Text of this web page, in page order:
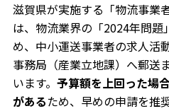
滋賀県が実施する「物流事業
は、物流業界の「2024年問
め、中小運送事業者の求人活
事務局（産業立地課）へ郵送
います。 予算額を上回った場
があるため、早めの申請を推